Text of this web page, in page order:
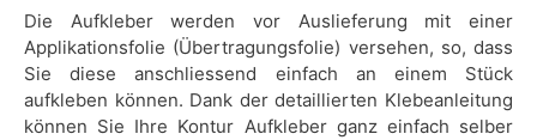
Die Aufkleber werden vor Auslieferung mit einer
Applikationsfolie (Übertragungsfolie) versehen, so, dass
Sie diese anschliessend einfach an einem Stück
aufkleben können. Dank der detaillierten Klebeanleitung
können Sie Ihre Kontur Aufkleber ganz einfach selber